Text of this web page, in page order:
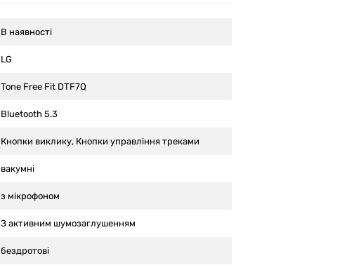
В наявності
LG
Tone Free Fit DTF7Q
Bluetooth 5.3
Кнопки виклику, Кнопки управління треками
вакумні
з мікрофоном
З активним шумозаглушенням
бездротові